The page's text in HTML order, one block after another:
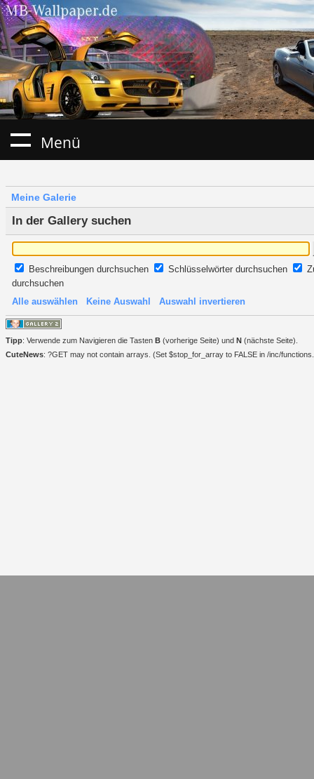
Menü
Meine Galerie
In der Gallery suchen
Beschreibungen durchsuchen Schlüsselwörter durchsuchen
durchsuchen
Alle auswählen
Keine Auswahl Auswahl invertieren
Tipp: Verwende zum Navigieren die Tasten B (vorherige Seite) und N (nächste Seite).
CuteNews: ?GET may not contain arrays. (Set $stop_for_array to FALSE in /inc/